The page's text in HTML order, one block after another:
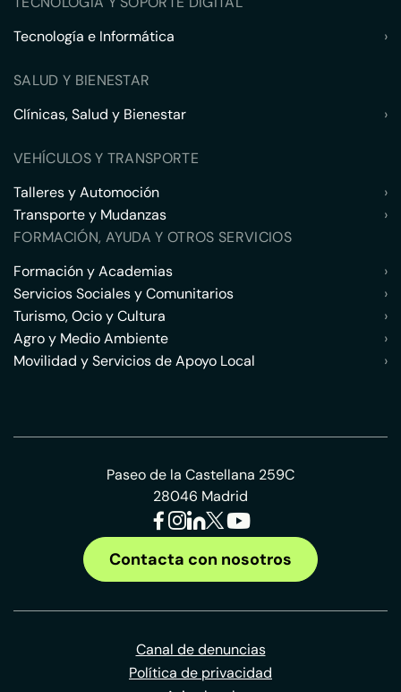
Tecnología e Informática
›
SALUD Y BIENESTAR
Clínicas, Salud y Bienestar
›
VEHÍCULOS Y TRANSPORTE
Talleres y Automoción
›
Transporte y Mudanzas
›
FORMACIÓN, AYUDA Y OTROS SERVICIOS
Formación y Academias
›
Servicios Sociales y Comunitarios
›
Turismo, Ocio y Cultura
›
Agro y Medio Ambiente
›
Movilidad y Servicios de Apoyo Local
›
Paseo de la Castellana 259C
28046 Madrid
Contacta con nosotros
Canal de denuncias
Política de privacidad